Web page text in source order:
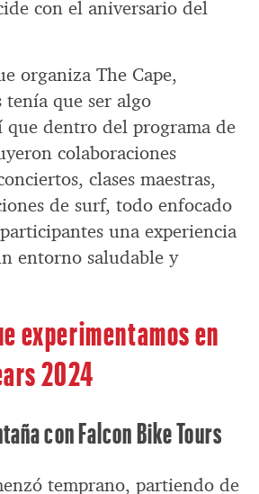
con el aniversario del
organiza The Cape,
tenía que ser algo
que dentro del programa de
colaboraciones
clases maestras,
de surf, todo enfocado
una experiencia
entorno saludable y
experimentamos en
2024
con Falcon Bike Tours
temprano, partiendo de